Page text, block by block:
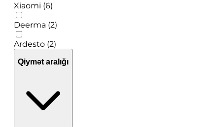
Xiaomi (6)
Deerma (2)
Ardesto (2)
Qiymət aralığı